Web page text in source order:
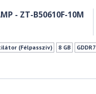
- ZT-B50610F-10M
(Félpasszív) 8 GB GDDR7